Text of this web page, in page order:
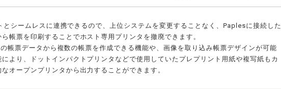
シームレスに連携できるので、上位システムを変更することなく、Paplesに接続した
帳票を印刷することでホスト専用プリンタを撤廃できます。
帳票データから複数の帳票を作成できる機能や、画像を取り込み帳票デザインが可能
より、ドットインパクトプリンタなどで使用していたプレプリント用紙や複写紙もカ
オープンプリンタから出力することができます。